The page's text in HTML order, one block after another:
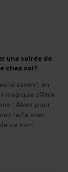
une soirée de
chez soi?
le savent, en
magique d'être
! Alors pour
le/la avec
ce nom...